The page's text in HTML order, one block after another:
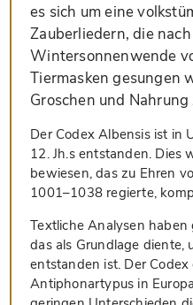
es sich um eine
Zauberliedern, die
Wintersonnenwende
Tiermasken gesungen
Groschen und
Der Codex Albensis ist in
12. Jh.s entstanden. Dies
bewiesen, das zu Ehren
1001–1038 regierte,
Textliche Analysen haben
das als Grundlage diente,
entstanden ist. Der
Antiphonartypus in